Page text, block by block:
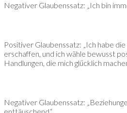
Negativer Glaubenssatz: „Ich bin
Positiver Glaubenssatz: „Ich habe
erschaffen, und ich wähle bewusst
Handlungen, die mich glücklich
Negativer Glaubenssatz: